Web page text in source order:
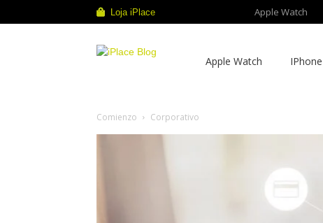
Loja iPlace Apple Watch
Apple Watch IPhone
Comienzo Corporativo